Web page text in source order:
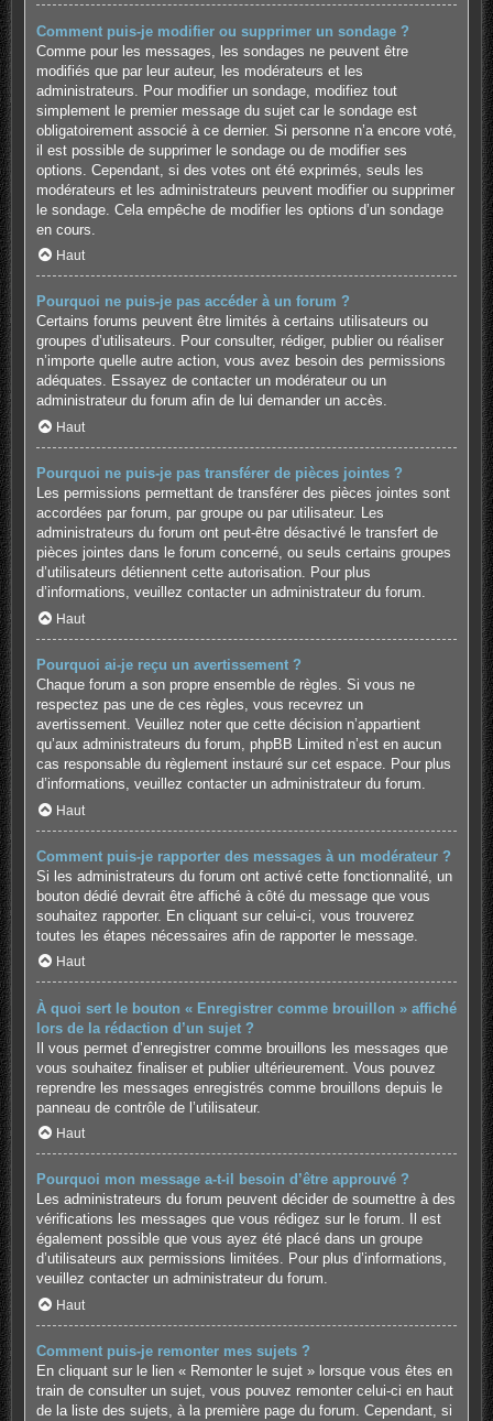
Comment puis-je modifier ou supprimer un sondage ?
Comme pour les messages, les sondages ne peuvent être
modifiés que par leur auteur, les modérateurs et les
administrateurs. Pour modifier un sondage, modifiez tout
simplement le premier message du sujet car le sondage est
obligatoirement associé à ce dernier. Si personne n’a encore voté,
il est possible de supprimer le sondage ou de modifier ses
options. Cependant, si des votes ont été exprimés, seuls les
modérateurs et les administrateurs peuvent modifier ou supprimer
le sondage. Cela empêche de modifier les options d’un sondage
en cours.
Haut
Pourquoi ne puis-je pas accéder à un forum ?
Certains forums peuvent être limités à certains utilisateurs ou
groupes d’utilisateurs. Pour consulter, rédiger, publier ou réaliser
n’importe quelle autre action, vous avez besoin des permissions
adéquates. Essayez de contacter un modérateur ou un
administrateur du forum afin de lui demander un accès.
Haut
Pourquoi ne puis-je pas transférer de pièces jointes ?
Les permissions permettant de transférer des pièces jointes sont
accordées par forum, par groupe ou par utilisateur. Les
administrateurs du forum ont peut-être désactivé le transfert de
pièces jointes dans le forum concerné, ou seuls certains groupes
d’utilisateurs détiennent cette autorisation. Pour plus
d’informations, veuillez contacter un administrateur du forum.
Haut
Pourquoi ai-je reçu un avertissement ?
Chaque forum a son propre ensemble de règles. Si vous ne
respectez pas une de ces règles, vous recevrez un
avertissement. Veuillez noter que cette décision n’appartient
qu’aux administrateurs du forum, phpBB Limited n’est en aucun
cas responsable du règlement instauré sur cet espace. Pour plus
d’informations, veuillez contacter un administrateur du forum.
Haut
Comment puis-je rapporter des messages à un modérateur ?
Si les administrateurs du forum ont activé cette fonctionnalité, un
bouton dédié devrait être affiché à côté du message que vous
souhaitez rapporter. En cliquant sur celui-ci, vous trouverez
toutes les étapes nécessaires afin de rapporter le message.
Haut
À quoi sert le bouton « Enregistrer comme brouillon » affiché
lors de la rédaction d’un sujet ?
Il vous permet d’enregistrer comme brouillons les messages que
vous souhaitez finaliser et publier ultérieurement. Vous pouvez
reprendre les messages enregistrés comme brouillons depuis le
panneau de contrôle de l’utilisateur.
Haut
Pourquoi mon message a-t-il besoin d’être approuvé ?
Les administrateurs du forum peuvent décider de soumettre à des
vérifications les messages que vous rédigez sur le forum. Il est
également possible que vous ayez été placé dans un groupe
d’utilisateurs aux permissions limitées. Pour plus d’informations,
veuillez contacter un administrateur du forum.
Haut
Comment puis-je remonter mes sujets ?
En cliquant sur le lien « Remonter le sujet » lorsque vous êtes en
train de consulter un sujet, vous pouvez remonter celui-ci en haut
de la liste des sujets, à la première page du forum. Cependant, si